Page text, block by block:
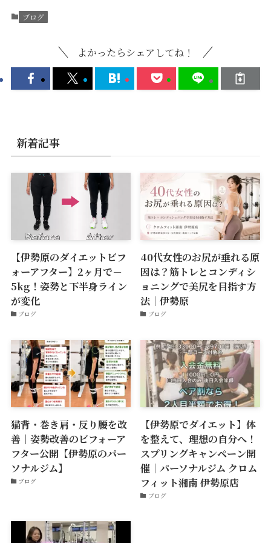
ブログ
よかったらシェアしてね！
新着記事
【伊勢原のダイエットビフ
ォーアフター】2ヶ月で－
5kg！姿勢と下半身ライン
が変化
ブログ
40代女性のお尻が垂れる原
因は？筋トレとコンディシ
ョニングで美尻を目指す方
法｜伊勢原
ブログ
猫背・巻き肩・反り腰を改
善｜姿勢改善のビフォーア
フター公開【伊勢原のパー
ソナルジム】
ブログ
【伊勢原でダイエット】体
を整えて、理想の自分へ！
スプリングキャンペーン開
催｜パーソナルジム クロム
フィット湘南 伊勢原店
ブログ